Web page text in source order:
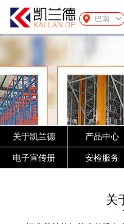
巴南
关于凯兰德 产品中心
电子宣传册 安检服务
关